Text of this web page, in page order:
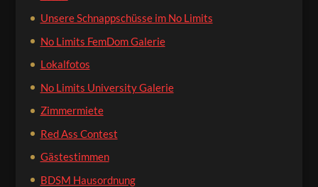
Unsere Schnappschüsse im No Limits
No Limits FemDom Galerie
Lokalfotos
No Limits University Galerie
Zimmermiete
Red Ass Contest
Gästestimmen
BDSM Hausordnung